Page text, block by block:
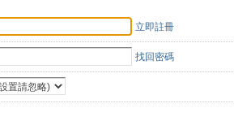
立即註冊
找回密碼